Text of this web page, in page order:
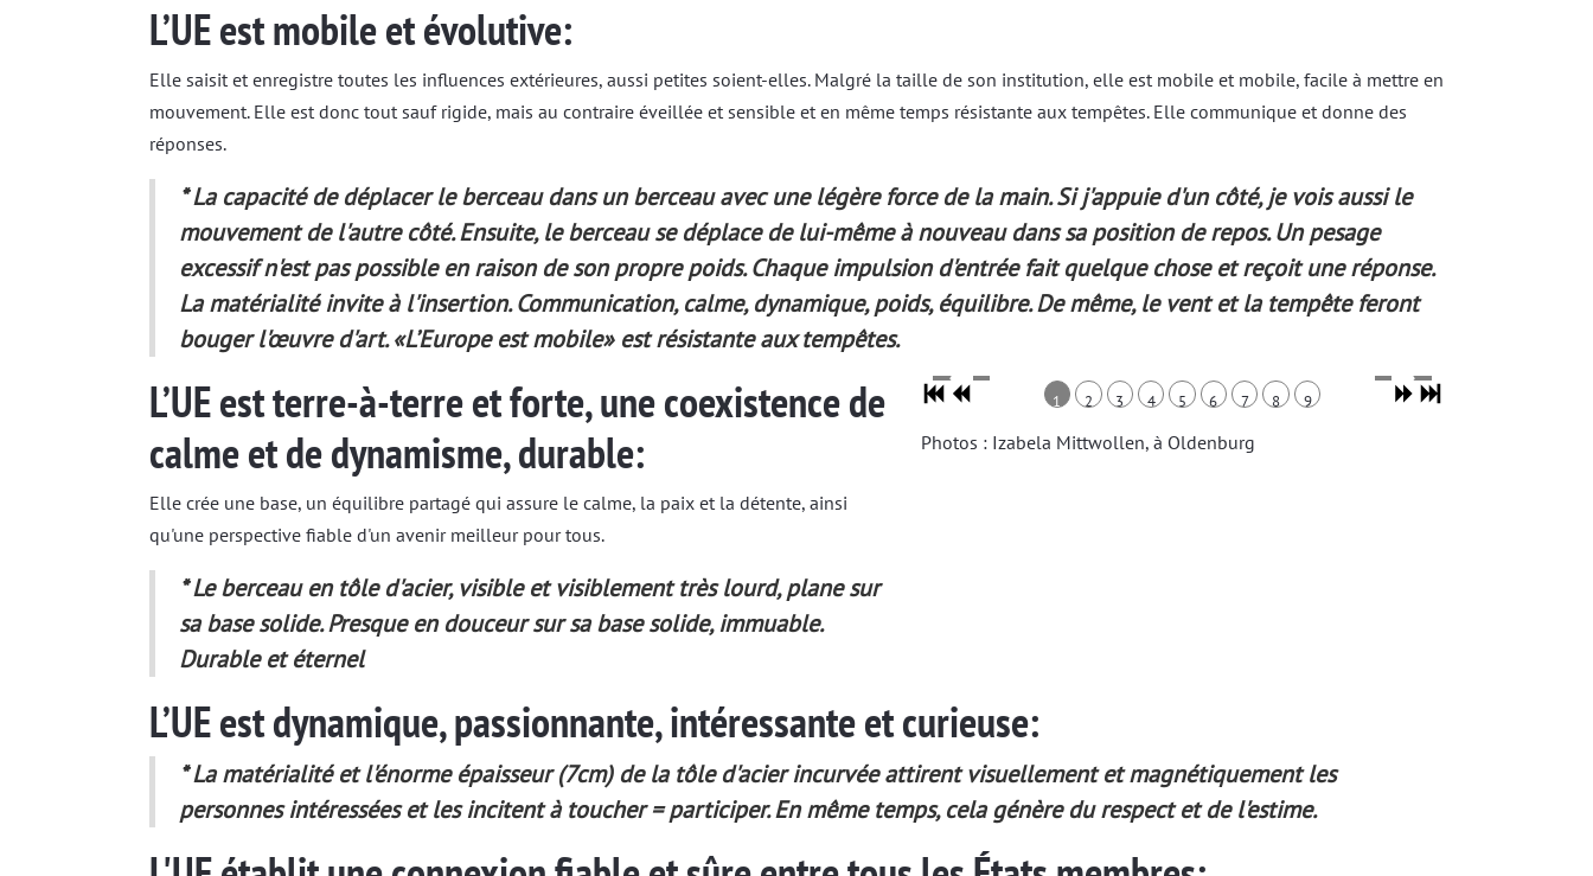
L’UE est mobile et évolutive:
Elle saisit et enregistre toutes les influences extérieures, aussi petites soient-elles. Malgré la taille de son institution, elle est mobile et mobile, facile à mettre en
mouvement. Elle est donc tout sauf rigide, mais au contraire éveillée et sensible et en même temps résistante aux tempêtes. Elle communique et donne des
réponses.
* La capacité de déplacer le berceau dans un berceau avec une légère force de la main. Si j'appuie d'un côté, je vois aussi le
mouvement de l'autre côté. Ensuite, le berceau se déplace de lui-même à nouveau dans sa position de repos. Un pesage
excessif n'est pas possible en raison de son propre poids. Chaque impulsion d'entrée fait quelque chose et reçoit une réponse.
La matérialité invite à l'insertion. Communication, calme, dynamique, poids, équilibre. De même, le vent et la tempête feront
bouger l'œuvre d'art. «L’Europe est mobile» est résistante aux tempêtes.
L’UE est terre-à-terre et forte, une coexistence de
calme et de dynamisme, durable:
Elle crée une base, un équilibre partagé qui assure le calme, la paix et la détente, ainsi
qu'une perspective fiable d'un avenir meilleur pour tous.
* Le berceau en tôle d'acier, visible et visiblement très lourd, plane sur
sa base solide. Presque en douceur sur sa base solide, immuable.
Durable et éternel
1 2 3 4 5 6 7 8 9
Photos : Izabela Mittwollen, à Oldenburg
L’UE est dynamique, passionnante, intéressante et curieuse:
* La matérialité et l'énorme épaisseur (7cm) de la tôle d'acier incurvée attirent visuellement et magnétiquement les
personnes intéressées et les incitent à toucher = participer. En même temps, cela génère du respect et de l'estime.